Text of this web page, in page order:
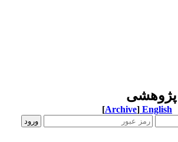
English
[Archive]